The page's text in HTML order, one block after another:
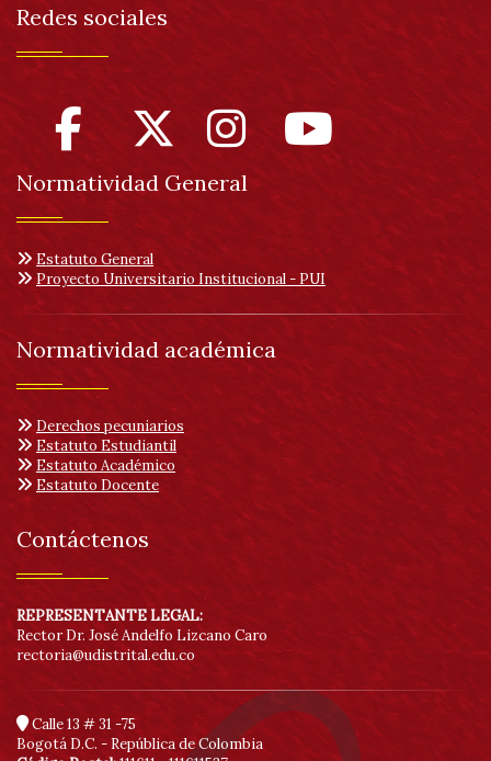
Redes sociales
Normatividad General
Estatuto General
Proyecto Universitario Institucional - PUI
Normatividad académica
Derechos pecuniarios
Estatuto Estudiantil
Estatuto Académico
Estatuto Docente
Contáctenos
REPRESENTANTE LEGAL:
Rector Dr. José Andelfo Lizcano Caro
rectoria@udistrital.edu.co
Calle 13 # 31 -75
Bogotá D.C. - República de Colombia